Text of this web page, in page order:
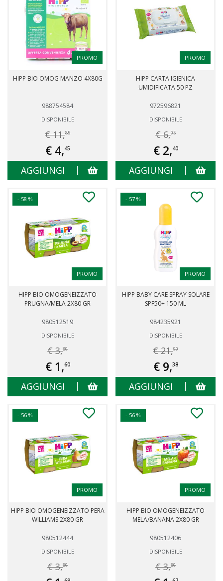
PROMO
HIPP BIO OMOG MANZO 4X80G
988754584
DISPONIBILE
€ 11,85
€ 4,45
AGGIUNGI
PROMO
HIPP CARTA IGIENICA
UMIDIFICATA 50 PZ
972596821
DISPONIBILE
€ 6,05
€ 2,40
AGGIUNGI
- 58 %
PROMO
HIPP BIO OMOGENEIZZATO
PRUGNA/MELA 2X80 GR
980512519
DISPONIBILE
€ 3,80
€ 1,60
AGGIUNGI
- 57 %
PROMO
HIPP BABY CARE SPRAY SOLARE
SPF50+ 150 ML
984235921
DISPONIBILE
€ 21,90
€ 9,38
AGGIUNGI
- 56 %
PROMO
HIPP BIO OMOGENEIZZATO PERA
WILLIAMS 2X80 GR
980512444
DISPONIBILE
€ 3,80
- 56 %
PROMO
HIPP BIO OMOGENEIZZATO
MELA/BANANA 2X80 GR
980512406
DISPONIBILE
€ 3,80